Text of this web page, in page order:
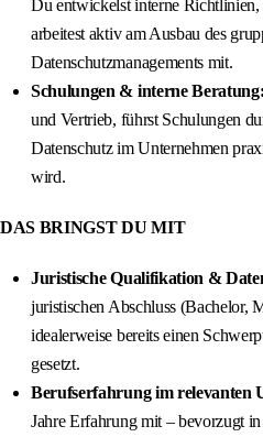
Du entwickelst interne
arbeitest aktiv am Ausbau des
Datenschutzmanagements mit.
Schulungen & interne Beratung:
und Vertrieb, führst Schulungen
Datenschutz im Unternehmen
wird.
DAS BRINGST DU MIT
Juristische Qualifikation &
juristischen Abschluss (Bachelor,
idealerweise bereits einen
gesetzt.
Berufserfahrung im relevanten
Jahre Erfahrung mit – bevorzugt